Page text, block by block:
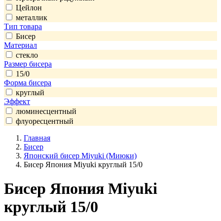
Цейлон
металлик
Тип товара
Бисер
Материал
стекло
Размер бисера
15/0
Форма бисера
круглый
Эффект
люминесцентный
флуоресцентный
Главная
Бисер
Японский бисер Miyuki (Миюки)
Бисер Япония Miyuki круглый 15/0
Бисер Япония Miyuki
круглый 15/0